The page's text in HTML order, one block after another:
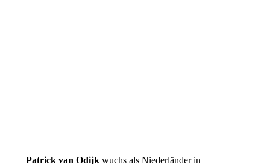
Patrick van Odijkwuchs als Niederländer in